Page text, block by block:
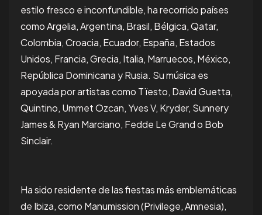
estilo fresco e inconfundible, ha recorrido países
como Argelia, Argentina, Brasil, Bélgica, Qatar,
Colombia, Croacia, Ecuador, España, Estados
Unidos, Francia, Grecia, Italia, Marruecos, México,
República Dominicana y Rusia. Su música es
apoyada por artistas como Tïesto, David Guetta,
Quintino, Ummet Ozcan, Yves V, Kryder, Sunnery
James & Ryan Marciano, Fedde Le Grand o Bob
Sinclair.
Ha sido residente de las fiestas más emblemáticas
de Ibiza, como Manumission (Privilege, Amnesia),